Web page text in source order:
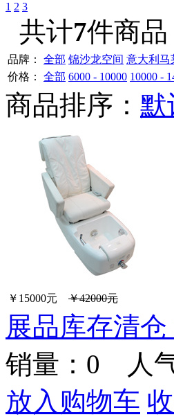
1 2 3
共计7件商
品牌： 全部 锦沙龙空间 意大利马
价格：
全部 6000 - 10000 10000 -
商品排序： 默
￥15000元 ￥42000元
展品库存清
销量： 0 人
放入购物车